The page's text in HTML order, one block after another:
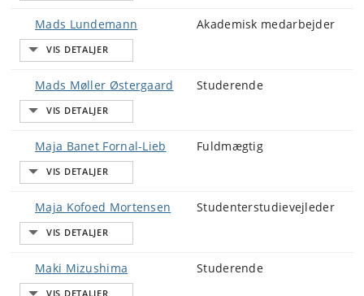
Mads Lundemann Akademisk medarbejder
Mads Møller Østergaard Studerende
Maja Banet Fornal-Lieb Fuldmægtig
Maja Kofoed Mortensen Studenterstudievejleder
Maki Mizushima Studerende